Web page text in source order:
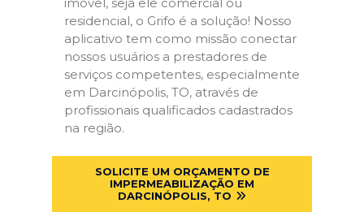
residencial, o Grifo é a solução! Nosso
aplicativo tem como missão conectar
nossos usuários a prestadores de
serviços competentes, especialmente
em Darcinópolis, TO, através de
profissionais qualificados cadastrados
na região.
SOLICITE UM ORÇAMENTO DE
IMPERMEABILIZAÇÃO EM
DARCINÓPOLIS, TO